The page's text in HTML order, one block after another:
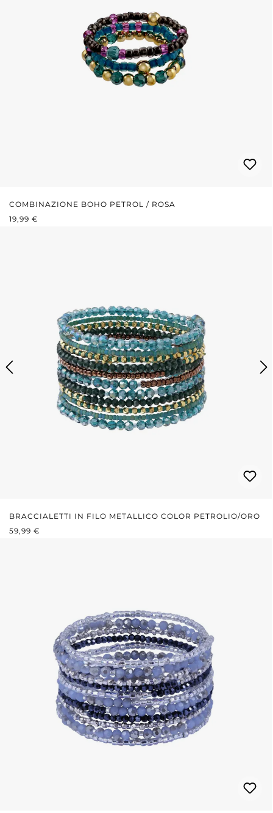
COMBINAZIONE BOHO PETROL / ROSA
PREZZO NORMALE:
19,99 €
BRACCIALETTI IN FILO METALLICO COLOR PETROLIO/ORO
PREZZO NORMALE:
59,99 €